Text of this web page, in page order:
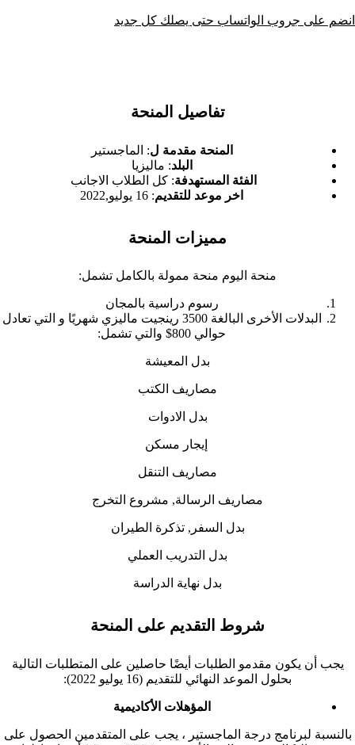
انضم على جروب الواتساب حتى يصلك كل جديد
تفاصيل المنحة
المنحة مقدمة ل: الماجستير
البلد: ماليزيا
الفئة المستهدفة: كل الطلاب الاجانب
اخر موعد للتقديم: 16 يوليو,2022
مميزات المنحة
منحة اليوم منحة ممولة بالكامل تشمل:
رسوم دراسية بالمجان
البدلات الأخرى البالغة 3500 رينجيت ماليزي شهريًا و التي تعادل
حوالي 800$ والتي تشمل:
بدل المعيشة
مصاريف الكتب
بدل الادوات
إيجار مسكن
مصاريف التنقل
مصاريف الرسالة, مشروع التخرج
بدل السفر, تذكرة الطيران
بدل التدريب العملي
بدل نهاية الدراسة
شروط التقديم على المنحة
يجب أن يكون مقدمو الطلبات أيضًا حاصلين على المتطلبات التالية
بحلول الموعد النهائي للتقديم (16 يوليو 2022):
المؤهلات الأكاديمية
بالنسبة لبرنامج درجة الماجستير ، يجب على المتقدمين الحصول على